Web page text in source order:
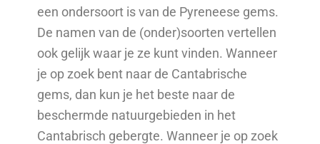
een ondersoort is van de Pyreneese gems.
De namen van de (onder)soorten vertellen
ook gelijk waar je ze kunt vinden. Wanneer
je op zoek bent naar de Cantabrische
gems, dan kun je het beste naar de
beschermde natuurgebieden in het
Cantabrisch gebergte. Wanneer je op zoek